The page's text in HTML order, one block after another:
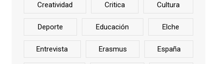
Creatividad Critica Cultura
Deporte Educación Elche
Entrevista Erasmus España